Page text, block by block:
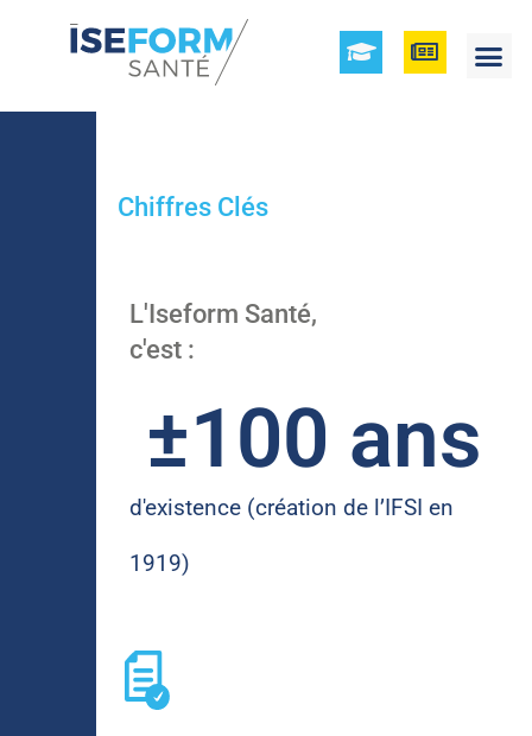
ChiffresClés
L'Iseform Santé,
c'est :
d'existence (création de l’IFSI en
1919)
±100 ans